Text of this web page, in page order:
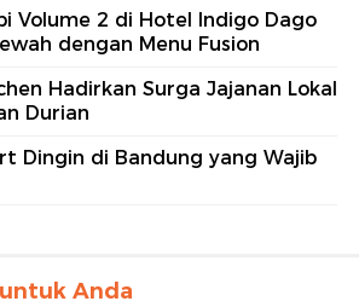
Volume 2 di Hotel Indigo Dago
dengan Menu Fusion
Hadirkan Surga Jajanan Lokal
Durian
Dingin di Bandung yang Wajib
Anda